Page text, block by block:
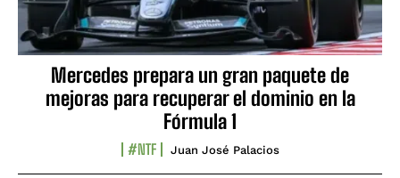
Mercedes prepara un gran paquete de
mejoras para recuperar el dominio en la
Fórmula 1
#NTF Juan José Palacios